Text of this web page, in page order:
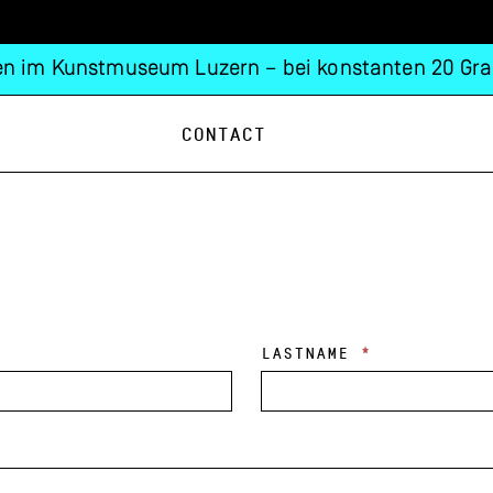
im Kunstmuseum Luzern – bei konstanten 20
Contact
LASTNAME *